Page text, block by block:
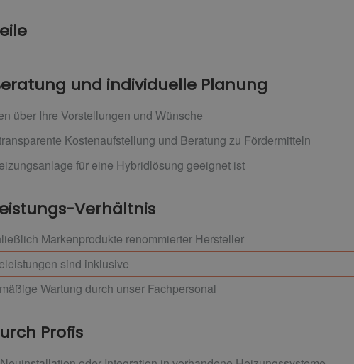
und individuelle Planung
über Ihre Vorstellungen und Wünsche
Kostenaufstellung und Beratung zu Fördermitteln
für eine Hybridlösung geeignet ist
Verhältnis
Markenprodukte renommierter Hersteller
sind inklusive
Wartung durch unser Fachpersonal
Profis